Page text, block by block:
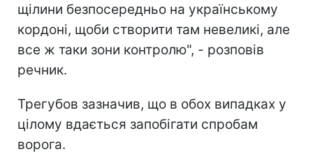
щілини безпосередньо на українському
кордоні, щоби створити там невеликі, але
все ж таки зони контролю", - розповів
речник.
Трегубов зазначив, що в обох випадках у
цілому вдається запобігати спробам
ворога.